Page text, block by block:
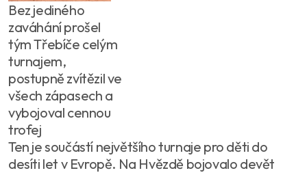
Bez jediného
zaváhání prošel
tým Třebíče celým
turnajem,
postupně zvítězil ve
všech zápasech a
vybojoval cennou
trofej
Ten je součástí největšího turnaje pro děti do
desíti let v Evropě. Na Hvězdě bojovalo devět